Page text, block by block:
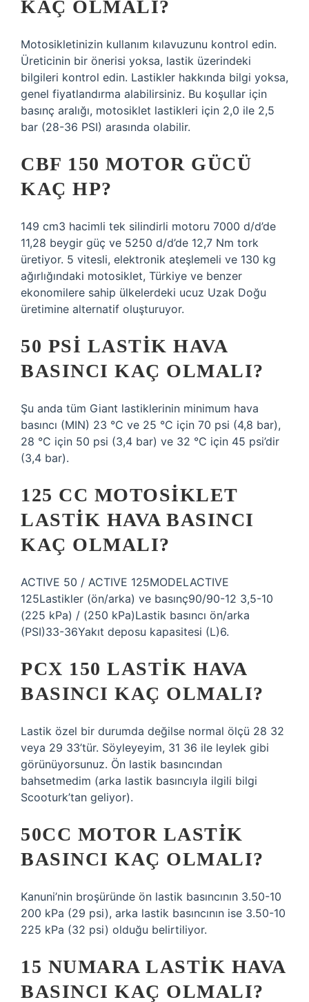
KAÇ OLMALI?
Motosikletinizin kullanım kılavuzunu kontrol edin.
Üreticinin bir önerisi yoksa, lastik üzerindeki
bilgileri kontrol edin. Lastikler hakkında bilgi yoksa,
genel fiyatlandırma alabilirsiniz. Bu koşullar için
basınç aralığı, motosiklet lastikleri için 2,0 ile 2,5
bar (28-36 PSI) arasında olabilir.
CBF 150 MOTOR GÜCÜ
KAÇ HP?
149 cm3 hacimli tek silindirli motoru 7000 d/d’de
11,28 beygir güç ve 5250 d/d’de 12,7 Nm tork
üretiyor. 5 vitesli, elektronik ateşlemeli ve 130 kg
ağırlığındaki motosiklet, Türkiye ve benzer
ekonomilere sahip ülkelerdeki ucuz Uzak Doğu
üretimine alternatif oluşturuyor.
50 PSI LASTIK HAVA
BASINCI KAÇ OLMALI?
Şu anda tüm Giant lastiklerinin minimum hava
basıncı (MIN) 23 °C ve 25 °C için 70 psi (4,8 bar),
28 °C için 50 psi (3,4 bar) ve 32 °C için 45 psi’dir
(3,4 bar).
125 CC MOTOSIKLET
LASTIK HAVA BASINCI
KAÇ OLMALI?
ACTIVE 50 / ACTIVE 125MODELACTIVE
125Lastikler (ön/arka) ve basınç90/90-12 3,5-10
(225 kPa) / (250 kPa)Lastik basıncı ön/arka
(PSI)33-36Yakıt deposu kapasitesi (L)6.
PCX 150 LASTIK HAVA
BASINCI KAÇ OLMALI?
Lastik özel bir durumda değilse normal ölçü 28 32
veya 29 33’tür. Söyleyeyim, 31 36 ile leylek gibi
görünüyorsunuz. Ön lastik basıncından
bahsetmedim (arka lastik basıncıyla ilgili bilgi
Scooturk’tan geliyor).
50CC MOTOR LASTIK
BASINCI KAÇ OLMALI?
Kanuni’nin broşüründe ön lastik basıncının 3.50-10
200 kPa (29 psi), arka lastik basıncının ise 3.50-10
225 kPa (32 psi) olduğu belirtiliyor.
15 NUMARA LASTIK HAVA
BASINCI KAÇ OLMALI?